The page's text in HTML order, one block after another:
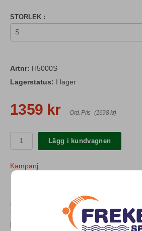
STORLEK :
Artnr: H5000S
Lagerstatus: I lager
1359 kr Ord. Pris (1698 kr)
Lägg i kundvagnen
Kampanj
SPECIFIKATION
H5000 Shortie Herr, våtdräkt för